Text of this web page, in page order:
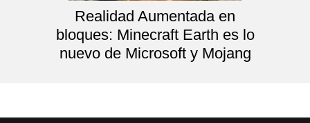
Realidad Aumentada en
bloques: Minecraft Earth es lo
nuevo de Microsoft y Mojang